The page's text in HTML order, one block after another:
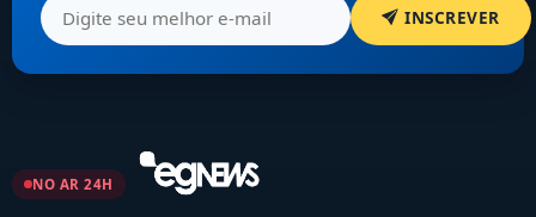
INSCREVER
NO AR 24H